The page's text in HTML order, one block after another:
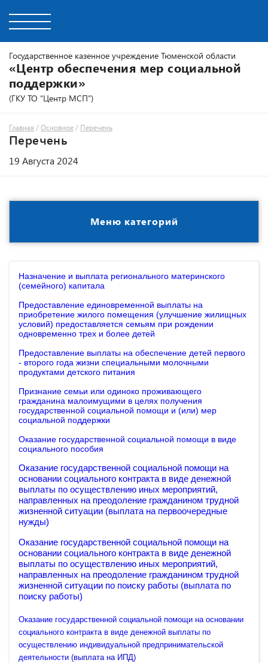
Государственное казенное учреждение Тюменской области
«Центр обеспечения мер социальной
поддержки»
(ГКУ ТО “Центр МСП”)
Главная /Основное / Перечень
Перечень
19 Августа 2024
Меню категорий
Назначение и выплата регионального материнского
(семейного) капитала
Предоставление единовременной выплаты на
приобретение жилого помещения (улучшение жилищных
условий) предоставляется семьям при рождении
одновременно трех и более детей
Предоставление выплаты на обеспечение детей первого
- второго года жизни специальными молочными
продуктами детского питания
Признание семьи или одиноко проживающего
гражданина малоимущими в целях получения
государственной социальной помощи и (или) мер
социальной поддержки
Оказание государственной социальной помощи в виде
социального пособия
Оказание государственной социальной помощи на
основании социального контракта в виде денежной
выплаты по осуществлению иных мероприятий,
направленных на преодоление гражданином трудной
жизненной ситуации (выплата на первоочередные
нужды)
Оказание государственной социальной помощи на
основании социального контракта в виде денежной
выплаты по осуществлению иных мероприятий,
направленных на преодоление гражданином трудной
жизненной ситуации по поиску работы (выплата по
поиску работы)
Оказание государственной социальной помощи на основании
социального контракта в виде денежной выплаты по
осуществлению индивидуальной предпринимательской
деятельности (выплата на ИПД)